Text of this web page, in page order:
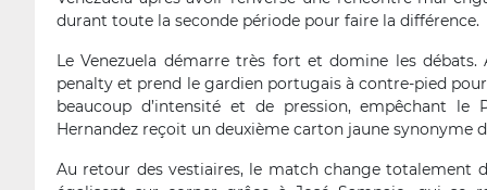
durant toute la seconde période pour faire la différence.
Le Venezuela démarre très fort et domine les
penalty et prend le gardien portugais à contre-pied
beaucoup d’intensité et de pression, empêchant
Hernandez reçoit un deuxième carton jaune synonyme
Au retour des vestiaires, le match change totalement